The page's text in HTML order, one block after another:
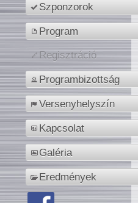
Szponzorok
Program
Regisztráció
Programbizottság
Versenyhelyszín
Kapcsolat
Galéria
Eredmények